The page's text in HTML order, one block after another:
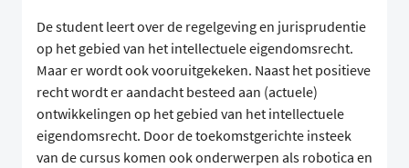
De student leert over de regelgeving en jurisprudentie
op het gebied van het intellectuele eigendomsrecht.
Maar er wordt ook vooruitgekeken. Naast het positieve
recht wordt er aandacht besteed aan (actuele)
ontwikkelingen op het gebied van het intellectuele
eigendomsrecht. Door de toekomstgerichte insteek
van de cursus komen ook onderwerpen als robotica en